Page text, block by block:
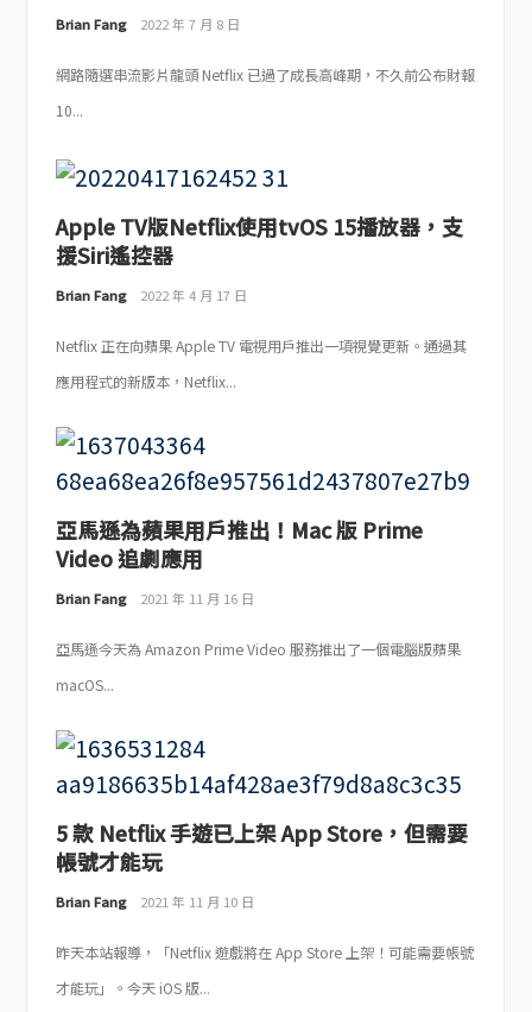
Brian Fang 2022 年 7 月 8 日
網路隨選串流影片龍頭 Netflix 已過了成長高峰期，不久前公布財報
10...
Apple TV版Netflix使用tvOS 15播放器，支
援Siri遙控器
Brian Fang 2022 年 4 月 17 日
Netflix 正在向蘋果 Apple TV 電視用戶推出一項視覺更新。通過其
應用程式的新版本，Netflix...
亞馬遜為蘋果用戶推出！Mac 版 Prime
Video 追劇應用
Brian Fang 2021 年 11 月 16 日
亞馬遜今天為 Amazon Prime Video 服務推出了一個電腦版蘋果
macOS...
5 款 Netflix 手遊已上架 App Store，但需要
帳號才能玩
Brian Fang 2021 年 11 月 10 日
昨天本站報導，「Netflix 遊戲將在 App Store 上架！可能需要帳號
才能玩」。今天 iOS 版...